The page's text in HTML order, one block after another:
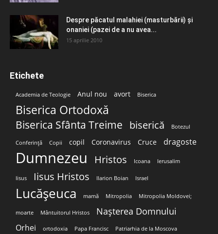
Despre păcatul malahiei (masturbării) şi
onaniei (pazei de a nu avea...
15 aprilie 2010
Etichete
Academia de Teologie Anul nou avort Biserica
Biserica Ortodoxă
Biserica Sfânta Treime biserică Botezul
Conferință Copii copil Coronavirus Cruce dragoste
Dumnezeu Hristos Icoana Ierusalim
Iisus Iisus Hristos Ilarion Boian Israel
Lucășeuca mamă Mitropolia Mitropolia Moldovei;
moarte Mântuitorul Hristos Nașterea Domnului
Orhei ortodoxia Papa Francisc Patriarhia de la Moscova